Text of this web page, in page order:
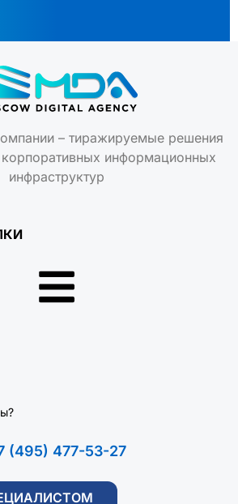
– тиражируемые решения
информационных
инфраструктур
(495) 477-53-27